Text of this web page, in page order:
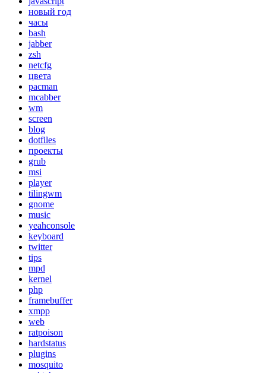
новый год
часы
bash
jabber
zsh
netcfg
цвета
pacman
mcabber
wm
screen
blog
dotfiles
проекты
grub
msi
player
tilingwm
gnome
music
yeahconsole
keyboard
twitter
tips
mpd
kernel
php
framebuffer
xmpp
web
ratpoison
hardstatus
plugins
mosquito